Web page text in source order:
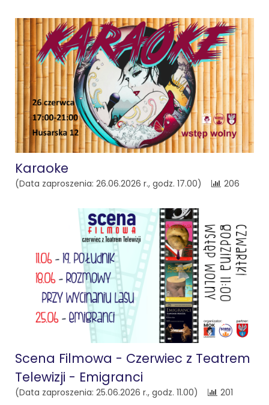
Karaoke
(Data zaproszenia: 26.06.2026 r., godz. 17.00) 206
Scena Filmowa - Czerwiec z Teatrem
Telewizji - Emigranci
(Data zaproszenia: 25.06.2026 r., godz. 11.00) 201